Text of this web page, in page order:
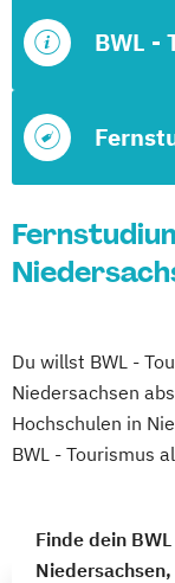
BWL -
Du willst BWL -
Niedersachsen
Hochschulen in
BWL - Tourismus
Finde dein